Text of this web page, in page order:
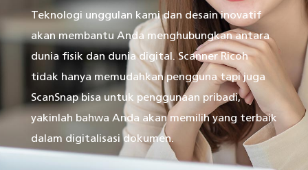
Teknologi unggulan kami dan desain inovatif
akan membantu Anda menghubungkan antara
dunia fisik dan dunia digital. Scanner Ricoh
tidak hanya memudahkan pengguna tapi juga
ScanSnap bisa untuk penggunaan pribadi,
yakinlah bahwa Anda akan memilih yang terbaik
dalam digitalisasi dokumen.